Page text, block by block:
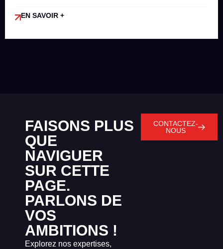
EN SAVOIR +
FAISONS PLUS
QUE
NAVIGUER
SUR CETTE
PAGE.
PARLONS DE
VOS
AMBITIONS !
Explorez nos expertises,
CONTACTEZ-
NOUS